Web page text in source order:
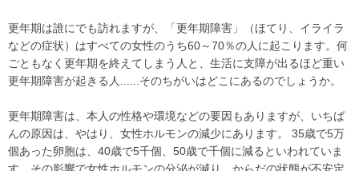
更年期は誰にでも訪れますが、「更年期障害」（ほてり、イライラ
などの症状）はすべての女性のうち60～70％の人に起こります。何
ごともなく更年期を終えてしまう人と、生活に支障が出るほど重い
更年期障害が起きる人......そのちがいはどこにあるのでしょうか。
更年期障害は、本人の性格や環境などの要因もありますが、いちば
んの原因は、やはり、女性ホルモンの減少にあります。 35歳で5万
個あった卵胞は、40歳で5千個、50歳で千個に減るといわれていま